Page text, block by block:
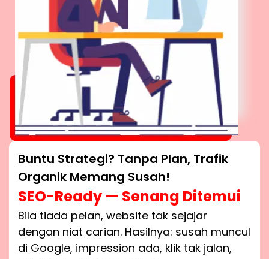
Buntu Strategi? Tanpa Plan, Trafik
Organik Memang Susah!
SEO-Ready — Senang Ditemui
Bila tiada pelan, website tak sejajar
dengan niat carian. Hasilnya: susah muncul
di Google, impression ada, klik tak jalan,